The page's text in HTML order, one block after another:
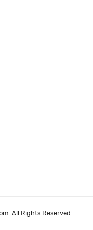
All Rights Reserved.